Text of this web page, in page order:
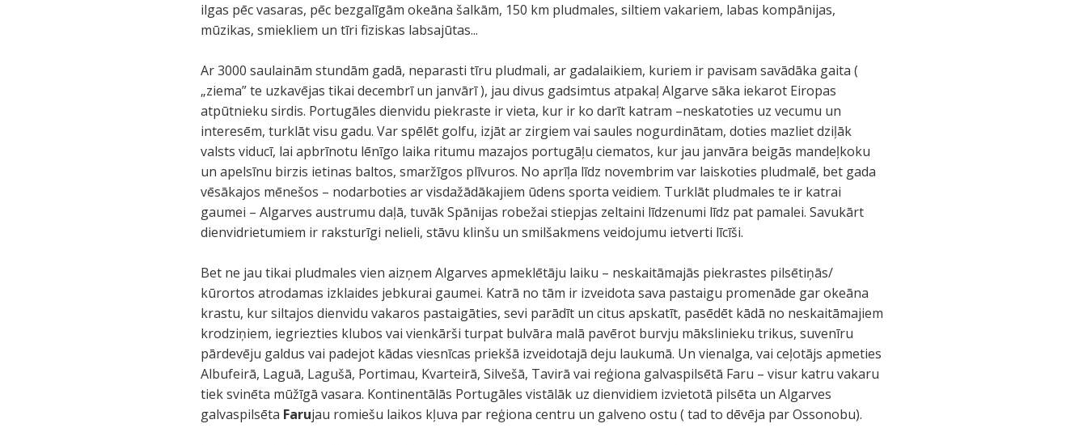
ilgas pēc vasaras, pēc bezgalīgām okeāna šalkām, 150 km pludmales, siltiem vakariem, labas kompānijas,
mūzikas, smiekliem un tīri fiziskas labsajūtas...
Ar 3000 saulainām stundām gadā, neparasti tīru pludmali, ar gadalaikiem, kuriem ir pavisam savādāka gaita (
„ziema” te uzkavējas tikai decembrī un janvārī ), jau divus gadsimtus atpakaļ Algarve sāka iekarot Eiropas
atpūtnieku sirdis. Portugāles dienvidu piekraste ir vieta, kur ir ko darīt katram –neskatoties uz vecumu un
interesēm, turklāt visu gadu. Var spēlēt golfu, izjāt ar zirgiem vai saules nogurdinātam, doties mazliet dziļāk
valsts viducī, lai apbrīnotu lēnīgo laika ritumu mazajos portugāļu ciematos, kur jau janvāra beigās mandeļkoku
un apelsīnu birzis ietinas baltos, smaržīgos plīvuros. No aprīļa līdz novembrim var laiskoties pludmalē, bet gada
vēsākajos mēnešos – nodarboties ar visdažādākajiem ūdens sporta veidiem. Turklāt pludmales te ir katrai
gaumei – Algarves austrumu daļā, tuvāk Spānijas robežai stiepjas zeltaini līdzenumi līdz pat pamalei. Savukārt
dienvidrietumiem ir raksturīgi nelieli, stāvu klinšu un smilšakmens veidojumu ietverti līcīši.
Bet ne jau tikai pludmales vien aizņem Algarves apmeklētāju laiku – neskaitāmajās piekrastes pilsētiņās/
kūrortos atrodamas izklaides jebkurai gaumei. Katrā no tām ir izveidota sava pastaigu promenāde gar okeāna
krastu, kur siltajos dienvidu vakaros pastaigāties, sevi parādīt un citus apskatīt, pasēdēt kādā no neskaitāmajiem
krodziņiem, iegriezties klubos vai vienkārši turpat bulvāra malā pavērot burvju mākslinieku trikus, suvenīru
pārdevēju galdus vai padejot kādas viesnīcas priekšā izveidotajā deju laukumā. Un vienalga, vai ceļotājs apmeties
Albufeirā, Laguā, Lagušā, Portimau, Kvarteirā, Silvešā, Tavirā vai reģiona galvaspilsētā Faru – visur katru vakaru
tiek svinēta mūžīgā vasara. Kontinentālās Portugāles vistālāk uz dienvidiem izvietotā pilsēta un Algarves
galvaspilsēta Farujau romiešu laikos kļuva par reģiona centru un galveno ostu ( tad to dēvēja par Ossonobu).